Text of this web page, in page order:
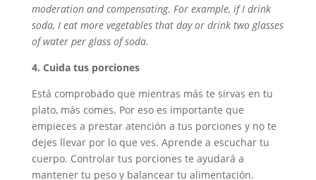
moderation and compensating. For example, if I drink
soda, I eat more vegetables that day or drink two glasses
of water per glass of soda.
4. Cuida tus porciones
Está comprobado que mientras más te sirvas en tu
plato, más comes. Por eso es importante que
empieces a prestar atención a tus porciones y no te
dejes llevar por lo que ves. Aprende a escuchar tu
cuerpo. Controlar tus porciones te ayudará a
mantener tu peso y balancear tu alimentación.